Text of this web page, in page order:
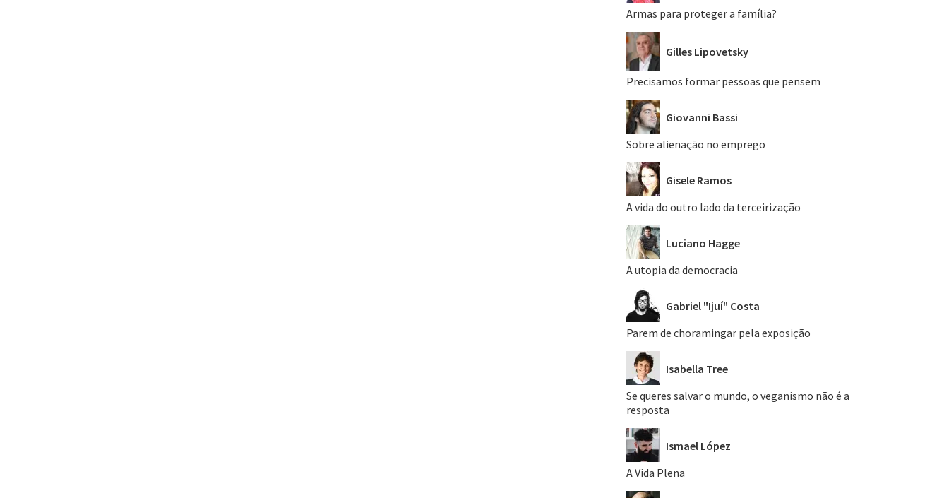
Armas para proteger a família?
Gilles Lipovetsky
Precisamos formar pessoas que pensem
Giovanni Bassi
Sobre alienação no emprego
Gisele Ramos
A vida do outro lado da terceirização
Luciano Hagge
A utopia da democracia
Gabriel "Ijuí" Costa
Parem de choramingar pela exposição
Isabella Tree
Se queres salvar o mundo, o veganismo não é a
resposta
Ismael López
A Vida Plena